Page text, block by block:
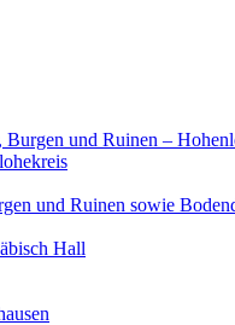
Burgen und Ruinen –
und Ruinen sowie
Hall